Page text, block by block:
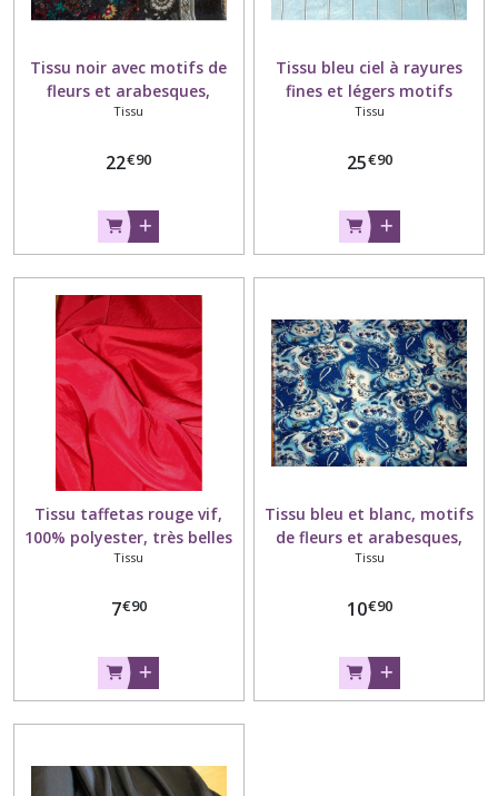
Tissu noir avec motifs de
fleurs et arabesques,
viscose et acrylique, laize
Tissu
22€90
Tissu bleu ciel à rayures
fines et légers motifs
blancs, coton, laize 160 cm.
Tissu
25€90
Tissu taffetas rouge vif,
100% polyester, très belles
couleurs, laize 150 cm.
Tissu
7€90
Tissu bleu et blanc, motifs
de fleurs et arabesques,
polyester, laize 110 cm.
Tissu
10€90